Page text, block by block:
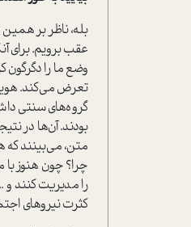
بله، ناظر بر
عقب برویم. برای
وضع ما را
تعرض می‌کند.
گروه‌های سنتی
بودند. آن‌ها در
متن، می‌بینند که
چرا؟ چون هنوز
را مدیریت کنند و
کثرت نیروهای